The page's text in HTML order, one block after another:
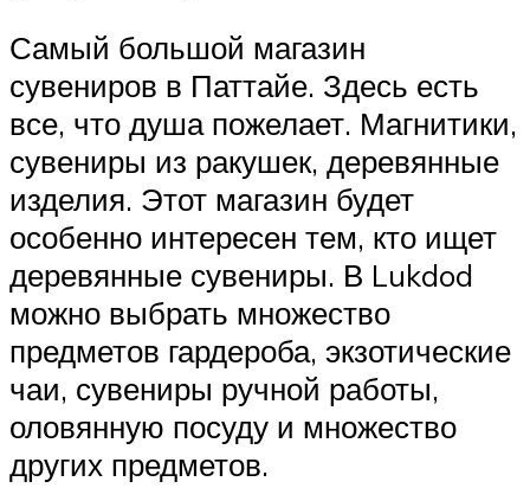
Самый большой магазин
сувениров в Паттайе. Здесь есть
все, что душа пожелает. Магнитики,
сувениры из ракушек, деревянные
изделия. Этот магазин будет
особенно интересен тем, кто ищет
деревянные сувениры. В Lukdod
можно выбрать множество
предметов гардероба, экзотические
чаи, сувениры ручной работы,
оловянную посуду и множество
других предметов.